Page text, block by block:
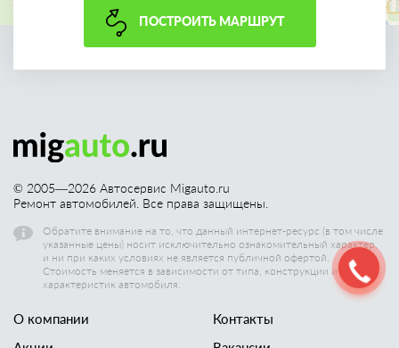
ПОСТРОИТЬ МАРШРУТ
© 2005—2026 Автосервис Migauto.ru
Ремонт автомобилей. Все права защищены.
Обратите внимание на то, что данный интернет-ресурс (в том числе
указанные цены) носит исключительно ознакомительный характер,
и ни при каких условиях не является публичной офертой.
Стоимость меняется в зависимости от типа, конструкции и других
характеристик автомобиля.
О компании
Контакты